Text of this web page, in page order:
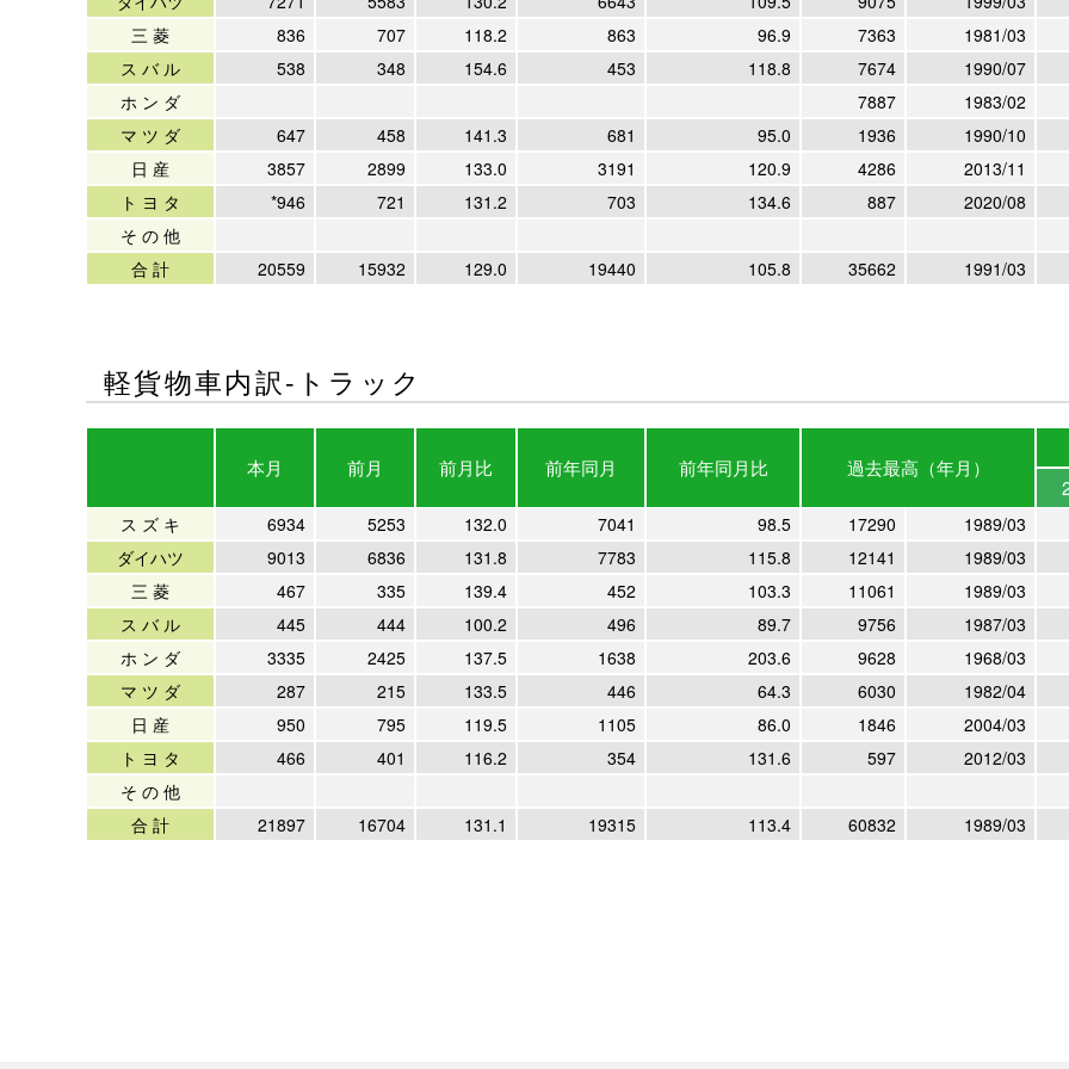
三 菱
836 707 118.2 863 96.9 7363
1981/03
ス バ ル
538 348 154.6 453 118.8 7674
1990/07
ホ ン ダ
7887
1983/02
マ ツ ダ
647 458 141.3 681 95.0 1936
1990/10
日 産
3857 2899 133.0 3191 120.9 4286
2013/11
ト ヨ タ
*946 721 131.2 703 134.6 887
2020/08
そ の 他
合 計
20559 15932 129.0 19440 105.8 35662 1991/03
軽貨物車内訳-トラック
本月 前月 前月比 前年同月 前年同月比 過去最高 （年月）
ス ズ キ 6934 5253 132.0 7041 98.5 17290
1989/03
ダイハツ
9013 6836 131.8 7783 115.8 12141
1989/03
三 菱
467 335 139.4 452 103.3 11061
1989/03
ス バ ル
445 444 100.2 496 89.7 9756
1987/03
ホ ン ダ
3335 2425 137.5 1638 203.6 9628
1968/03
マ ツ ダ
287 215 133.5 446 64.3 6030
1982/04
日 産
950 795 119.5 1105 86.0 1846
2004/03
ト ヨ タ
466 401 116.2 354 131.6 597
2012/03
そ の 他
合 計
21897 16704 131.1 19315 113.4 60832 1989/03